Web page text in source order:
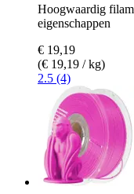
Hoogwaardig
eigenschappen
€ 19,19
(€ 19,19 / kg)
2.5 (4)